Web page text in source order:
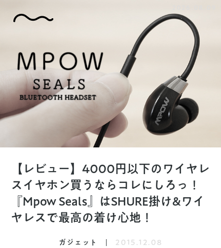
【レビュー】4000円以下のワイヤレ
スイヤホン買うならコレにしろっ！
『Mpow Seals』はSHURE掛け&ワイ
ヤレスで最高の着け心地！
ガジェット 2015.12.08